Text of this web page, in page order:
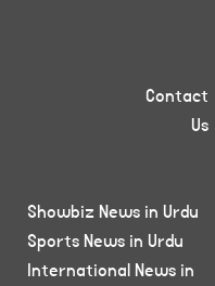
Contact
Us
Showbiz News in Urdu
Sports News in Urdu
International News in